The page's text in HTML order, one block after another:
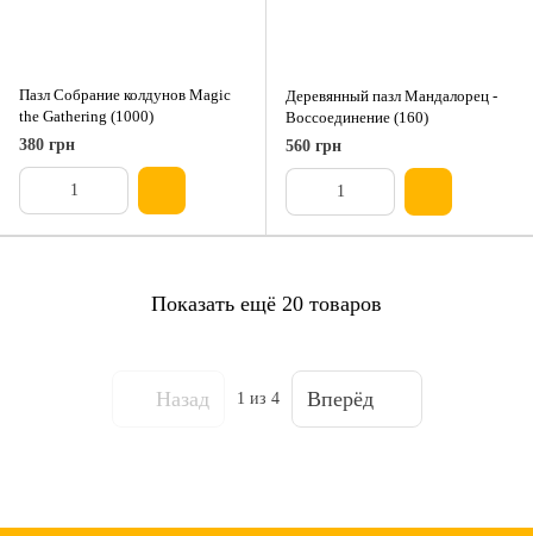
Пазл Собрание колдунов Magic
the Gathering (1000)
380 грн
Деревянный пазл Мандалорец -
Воссоединение (160)
560 грн
Показать ещё 20 товаров
Назад 1 из 4 Вперёд